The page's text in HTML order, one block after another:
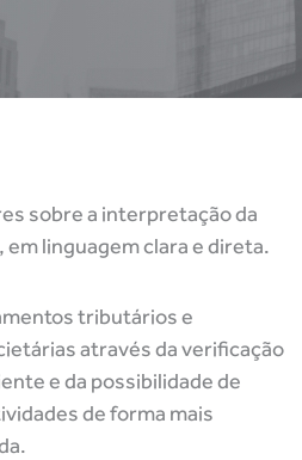
sobre a interpretação da
linguagem clara e direta.
tributários e
através da verificação
e da possibilidade de
de forma mais